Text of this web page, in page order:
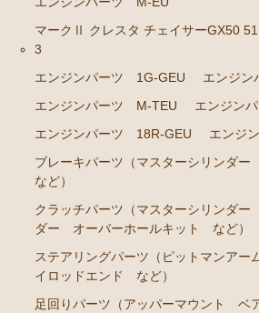
ト ホース など）
クラッチパーツ（マスターシリ
ーズシリンダー オーバーホール
ステアリングパーツ（ピットマン
アーム タイロッドエンド など
足回りパーツ（ベアリング ボ
シュ類 など）
クラウン/クラウンマジェスタ
GS141
エンジンパーツ 2JZ-GE JZS143
S149
エンジンパーツ 1JZ-GE JZX141
マークⅡ クレスタ チェイサーGX50
3
エンジンパーツ 1G-GEU
エンジ
エンジンパーツ M-TEU
エンジン
エンジンパーツ 18R-GEU
エンジ
ブレーキパーツ（マスターシリンダ
など）
クラッチパーツ（マスターシリンダー
ダー オーバーホールキット など）
ステアリングパーツ（ピットマンア
イロッドエンド など）
足回りパーツ（アッパーマウント ベ